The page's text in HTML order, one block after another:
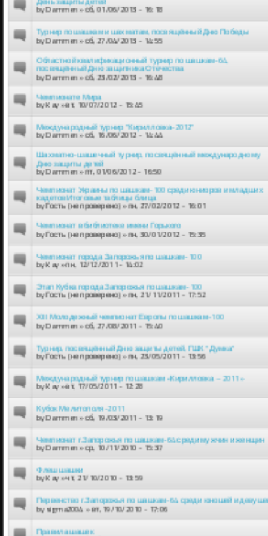
byDammen» сб, 01/06/2013 - 16:18
Турнир по шашкам и шахматам, посвящённый Дню Победы
byDammen» сб, 27/04/2013 - 14:55
Областной квалификационный турнир по шашкам-64,
посвящённый Дню защитника Отечества
byDammen» сб, 23/02/2013 - 16:48
Чемпионате Мира
byKay» вт, 10/07/2012 - 15:45
Международный турнир "Кирилловка-2012"
byDammen» сб, 16/06/2012 - 14:44
Шахматно-шашечный турнир, посвящённый международному
Дню защиты детей
byDammen» пт, 01/06/2012 - 16:50
Чемпионат Украины по шашкам-100 среди юниоров и младших
кадетов Итоговые таблицы блица
byГость (не проверено)» пн, 27/02/2012 - 16:01
Чемпионат в библиотеке имени Горького
byГость (не проверено)» пн, 30/01/2012 - 15:35
Чемпионат города Запорожья по шашкам-100
byKay» пн, 12/12/2011 - 14:02
Этап Кубка города Запорожья по шашкам-100
byГость (не проверено)» пн, 21/11/2011 - 17:52
ХIII Молодежный чемпионат Европы по шашкам-100
byDammen» сб, 27/08/2011 - 15:40
Турнир, посвящённый Дню защиты детей, ГШК "Думка"
byГость (не проверено)» пн, 23/05/2011 - 13:56
Международный турнир по шашкам «Кирилловка – 2011»
byKay» вт, 17/05/2011 - 12:28
Кубок Мелитополя-2011
byDammen» сб, 19/03/2011 - 13:19
Чемпионат г.Запорожья по шашкам-64 среди мужчин и женщин
byDammen» ср, 10/11/2010 - 15:37
Флеш шашки
byKay» чт, 21/10/2010 - 13:59
Первенство г.Запорожья по шашкам-64 среди юношей и
bysigma2004 » вт, 19/10/2010 - 17:06
Правила шашек